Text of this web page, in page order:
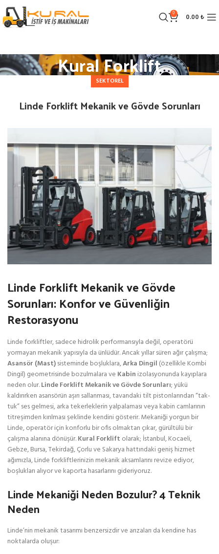
0 0.00₺
Kural Forklift
SEKTOREL
Linde Forklift Mekanik ve Gövde Sorunları
Linde Forklift Mekanik ve Gövde
Sorunları: Konfor ve Güvenliğin
Restorasyonu
Linde forkliftler, sadece hidrolik performansıyla değil, operatörü
yormayan mekanik yapısıyla da ünlüdür. Ancak yıllar süren ağır çalışma;
Asansör (Mast)sisteminde boşluklara,Arka Dingil (özellikle Kombi
Dingil) geometrisinde bozulmalara ve Kabin izolasyonunda kayıplara
neden olur.Linde Forklift Mekanik ve Gövde Sorunları; yükü
kaldırırken asansörün aşırı sallanması, tavandaki tilt pistonlarından “tak-
tuk” ses gelmesi, arka tekerleklerin yalpalaması veya kabin camlarının
titreşimden kırılması şeklinde kendini gösterir. Mekaniği yorgun bir
Linde, operatör için konforlu bir ofis olmaktan çıkar, gürültülü bir
çalışma alanına dönüşür.Kural Forklift olarak; İstanbul, Kocaeli,
Gebze, Bursa, Tekirdağ, Çorlu ve Sakarya hattındaki geniş hizmet
ağımızla, Linde forkliftlerinizin mekanik aksamlarını revize ediyor,
boşlukları alıyor ve kaporta hasarlarını gideriyoruz.
Linde Mekaniği Neden Bozulur? 4 Teknik
Neden
Linde’nin mekanik tasarımı benzersizdir ve arızaları da kendine has
noktalarda oluşur: